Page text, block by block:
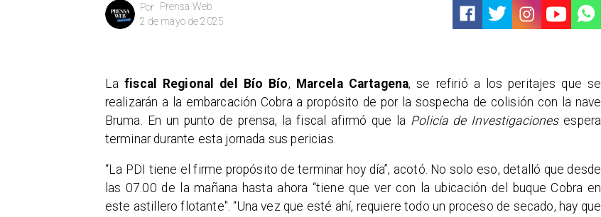
Prensa Web
Por
2 de mayo de 2025
Lafiscal Regional del Bío Bío, Marcela Cartagena, se refirió a los peritajes que se
realizarán a la embarcación Cobra a propósito de por la sospecha de colisión con la nave
Bruma. En un punto de prensa, la fiscal afirmó que la Policía de Investigacionesespera
terminar durante esta jornada sus pericias.
“La PDI tiene el firme propósito de terminar hoy día”, acotó. No solo eso, detalló que desde
las 07.00 de la mañana hasta ahora “tiene que ver con la ubicación del buque Cobra en
este astillero flotante". “Una vez que esté ahí, requiere todo un proceso de secado, hay que